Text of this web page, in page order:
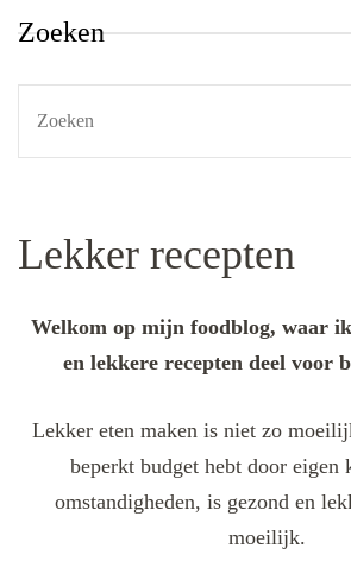
Zoeken
Lekker recepten
Welkom op mijn foodblog, waar
en lekkere recepten deel voor
Lekker eten maken is niet zo
beperkt budget hebt door eigen
omstandigheden, is gezond en
moeilijk.